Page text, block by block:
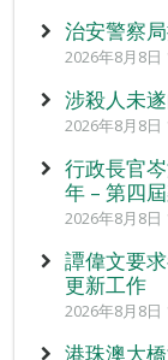
治安警察
2026年8月8日
涉殺人未
2026年8月8日
行政長官
年 – 第四
2026年8月8日
譚偉文要
更新工作
2026年8月8日
港珠澳大